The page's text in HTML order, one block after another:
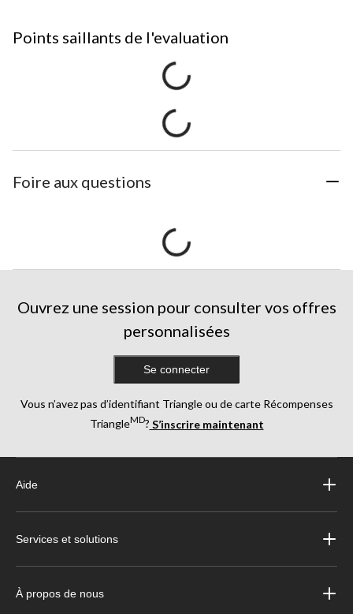
Points saillants de l'evaluation
Foire aux questions
Ouvrez une session pour consulter vos offres
personnalisées
Se connecter
Vous n’avez pas d’identifiant Triangle ou de carte Récompenses
TriangleMD? S’inscrire maintenant
Aide
Services et solutions
À propos de nous